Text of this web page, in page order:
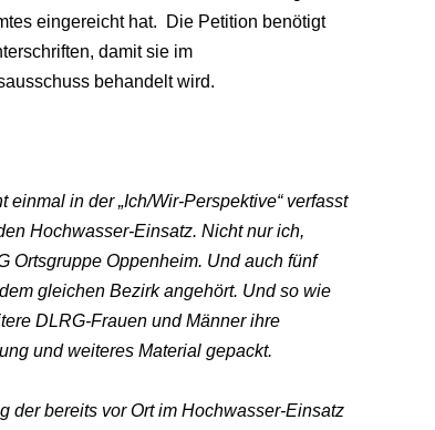
eingereicht hat.
Die Petition benötigt
damit sie im
behandelt wird.
in der „Ich/Wir-Perspektive“ verfasst
Hochwasser-Einsatz. Nicht nur ich,
Ortsgruppe Oppenheim. Und auch fünf
gleichen Bezirk angehört. Und so wie
DLRG-Frauen und Männer ihre
und weiteres Material gepackt.
der bereits vor Ort im Hochwasser-Einsatz